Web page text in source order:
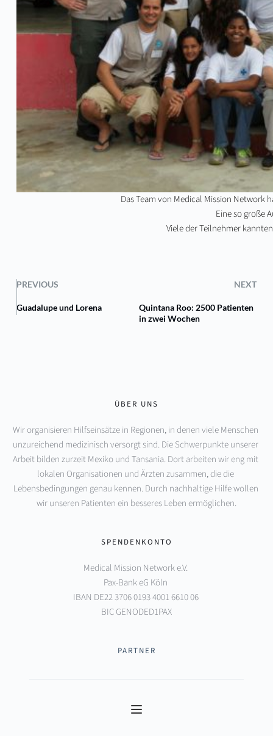
Das Team von Medical Mission Network
Eine so große
Viele der Teilnehmer
PREVIOUS NEXT
Guadalupe und Lorena
Quintana Roo: 2500 Patienten
in zwei Wochen
ÜBER UNS
Wir organisieren Hilfseinsätze in Regionen, in denen viele Menschen
unzureichend medizinisch versorgt sind. Die Schwerpunkte unserer
Arbeit bilden zurzeit Mexiko und Tansania. Dort arbeiten wir eng mit
lokalen Organisationen und Ärzten zusammen, die die
Lebensbedingungen genau kennen. Durch nachhaltige Hilfe wollen
wir unseren Patienten ein besseres Leben ermöglichen.
SPENDENKONTO
Medical Mission Network e.V.
Pax-Bank eG Köln
IBAN DE22 3706 0193 4001 6610 06
BIC GENODED1PAX
PARTNER